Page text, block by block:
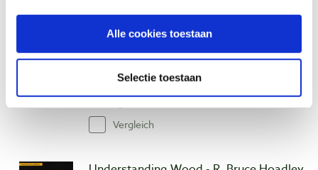
Alle cookies toestaan
Selectie toestaan
The Woodbook - Romeyn Beck Hough
Produktnummer: 20911
€ 27,48 ohne MwSt
Vergleich